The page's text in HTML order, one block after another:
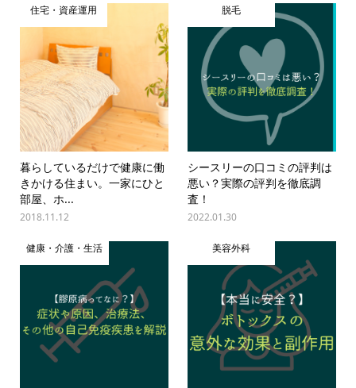
住宅・資産運用
暮らしているだけで健康に働
きかける住まい。一家にひと
部屋、ホ...
2018.11.12
脱毛
シースリーの口コミの評判は
悪い？実際の評判を徹底調
査！
2022.01.30
健康・介護・生活 美容外科